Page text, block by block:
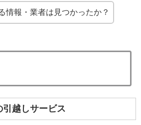
情報・業者は見つかったか？
越しサービス